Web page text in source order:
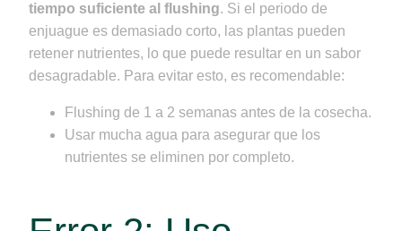
tiempo suficiente al flushing. Si el periodo de
enjuague es demasiado corto, las plantas pueden
retener nutrientes, lo que puede resultar en un sabor
desagradable. Para evitar esto, es recomendable:
Flushing de 1 a 2 semanas antes de la cosecha.
Usar mucha agua para asegurar que los
nutrientes se eliminen por completo.